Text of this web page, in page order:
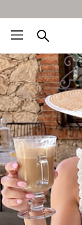
BEST100🤍 NEW5%